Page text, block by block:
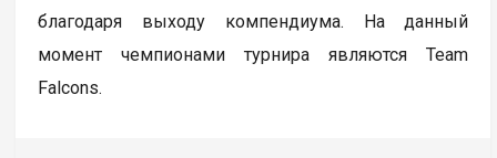
благодаря выходу компендиума. На данный
момент чемпионами турнира являются Team
Falcons.